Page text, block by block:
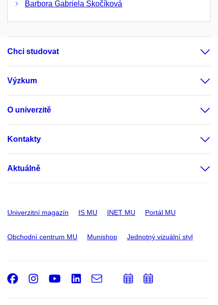
Barbora Gabriela Skočíková
Chci studovat
Výzkum
O univerzitě
Kontakty
Aktuálně
Univerzitní magazín IS MU INET MU Portál MU
Obchodní centrum MU Munishop Jednotný vizuální styl
Facebook
Instagram
Youtube
LinkedIn
e-
PřidatPřidat